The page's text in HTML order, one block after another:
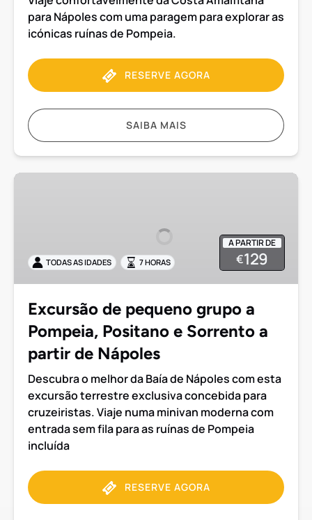
para Nápoles com uma paragem para explorar as
icónicas ruínas de Pompeia.
RESERVE AGORA
SAIBA MAIS
Excursão
Pompeia,
Positano
Sorrento
partir
Nápoles
A PARTIR DE
€129
TODAS AS IDADES 7 HORAS
Excursão de pequeno grupo a
Pompeia, Positano e Sorrento a
partir de Nápoles
Descubra o melhor da Baía de Nápoles com esta
excursão terrestre exclusiva concebida para
cruzeiristas. Viaje numa minivan moderna com
entrada sem fila para as ruínas de Pompeia
incluída
RESERVE AGORA